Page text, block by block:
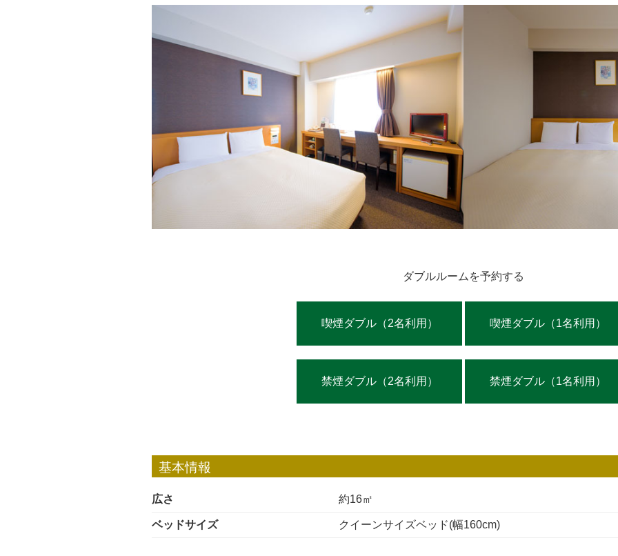
ダブルルームを予約する
喫煙ダブル（2名利用） 喫煙ダブル（1名利用）
禁煙ダブル（2名利用） 禁煙ダブル（1名利用）
基本情報
広さ 約16㎡
ベッドサイズ クイーンサイズベッド(幅160cm)